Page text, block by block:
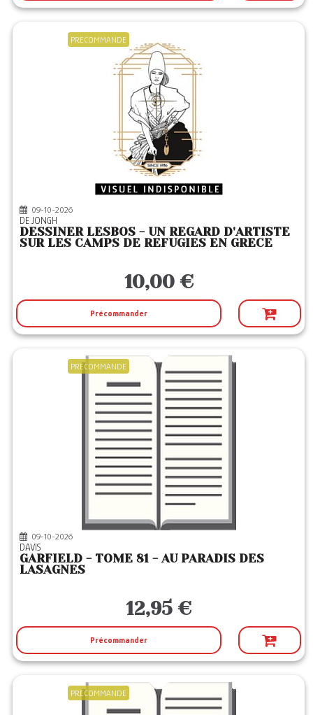
PRECOMMANDE
09-10-2026
DE JONGH
DESSINER LESBOS - UN REGARD D'ARTISTE
SUR LES CAMPS DE REFUGIES EN GRECE
10,00 €
Précommander
PRECOMMANDE
09-10-2026
DAVIS
GARFIELD - TOME 81 - AU PARADIS DES
LASAGNES
12,95 €
Précommander
PRECOMMANDE